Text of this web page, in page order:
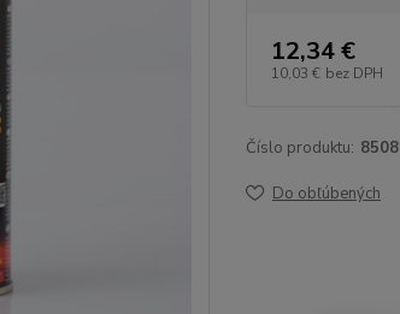
12,34 €
10,03 € bez DPH
Číslo produktu: 8508
Do obľúbených